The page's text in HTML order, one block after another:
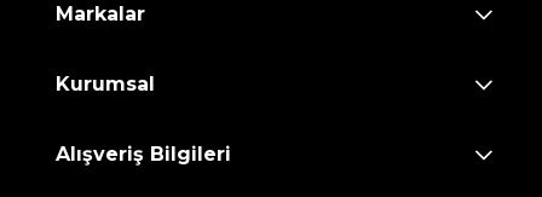
Markalar
Kurumsal
Alışveriş Bilgileri